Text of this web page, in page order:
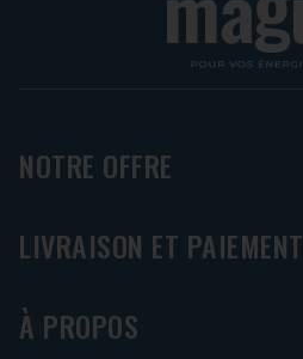
NOTRE OFFRE
LIVRAISON ET PAIEMENT
À PROPOS